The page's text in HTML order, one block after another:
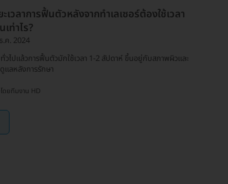
ะเวลาการฟื้นตัวหลังจากทำเลเซอร์ต้องใช้เวลา
เท่าไร?
.ค. 2024
วไปแล้วการฟื้นตัวมักใช้เวลา 1-2 สัปดาห์ ขึ้นอยู่กับสภาพผิวและ
แลหลังการรักษา
ดยทีมงาน HD